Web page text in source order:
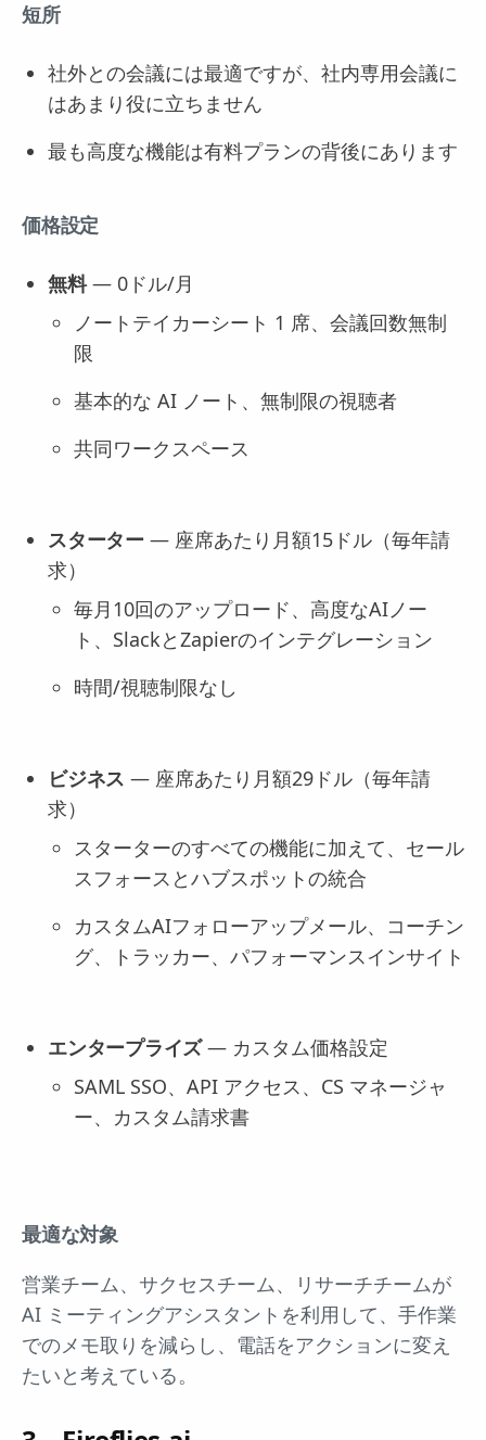
短所
社外との会議には最適ですが、社内専用会議に
はあまり役に立ちません
最も高度な機能は有料プランの背後にあります
価格設定
無料— 0ドル/月
ノートテイカーシート 1 席、会議回数無制
限
基本的な AI ノート、無制限の視聴者
共同ワークスペース
スターター— 座席あたり月額15ドル（毎年請
求）
毎月10回のアップロード、高度なAIノー
ト、SlackとZapierのインテグレーション
時間/視聴制限なし
ビジネス — 座席あたり月額29ドル（毎年請
求）
スターターのすべての機能に加えて、セール
スフォースとハブスポットの統合
カスタムAIフォローアップメール、コーチン
グ、トラッカー、パフォーマンスインサイト
エンタープライズ— カスタム価格設定
SAML SSO、API アクセス、CS マネージャ
ー、カスタム請求書
最適な対象
営業チーム、サクセスチーム、リサーチチームが
AI ミーティングアシスタントを利用して、手作業
でのメモ取りを減らし、電話をアクションに変え
たいと考えている。